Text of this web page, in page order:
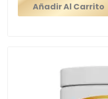
Añadir Al Carrito